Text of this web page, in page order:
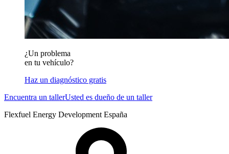
¿Un problema
en tu vehículo?
Haz un diagnóstico gratis
Encuentra un tallerUsted es dueño de un taller
Flexfuel Energy Development España